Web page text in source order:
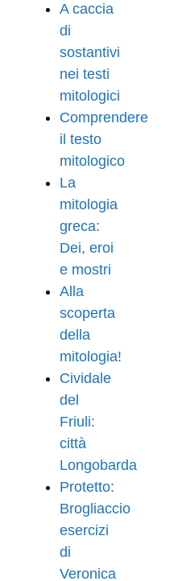
A caccia
di
sostantivi
nei testi
mitologici
Comprendere
il testo
mitologico
La
mitologia
greca:
Dei, eroi
e mostri
Alla
scoperta
della
mitologia!
Cividale
del
Friuli:
città
Longobarda
Protetto:
Brogliaccio
esercizi
di
Veronica